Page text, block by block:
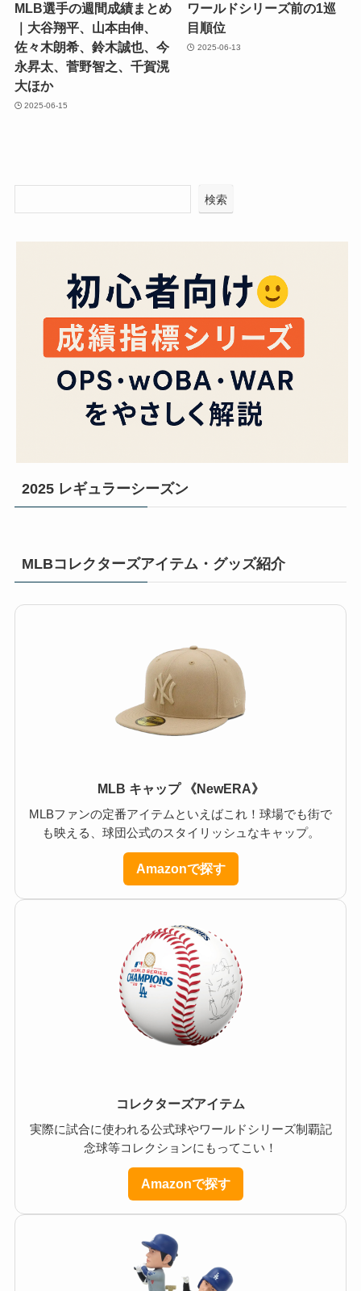
MLB選手の週間成績まとめ
｜大谷翔平、山本由伸、
佐々木朗希、鈴木誠也、今
永昇太、菅野智之、千賀滉
大ほか
2025-06-15
ワールドシリーズ前の1巡
目順位
2025-06-13
検索
2025 レギュラーシーズン
MLBコレクターズアイテム・グッズ紹介
MLB キャップ 《NewERA》
MLBファンの定番アイテムといえばこれ！球場でも街で
も映える、球団公式のスタイリッシュなキャップ。
Amazonで探す
コレクターズアイテム
実際に試合に使われる公式球やワールドシリーズ制覇記
念球等コレクションにもってこい！
Amazonで探す